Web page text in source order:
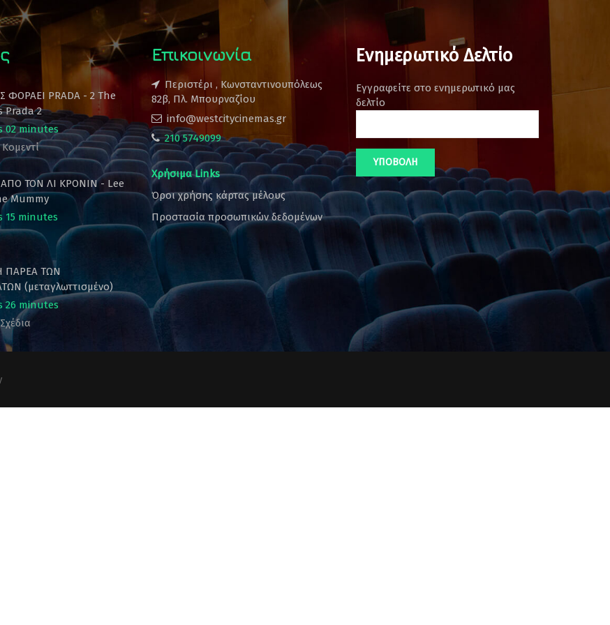
ΦΟΡΑΕΙ PRADA - 2 The
Prada 2
02 minutes
ΤΟΝ ΛΙ ΚΡΟΝΙΝ - Lee
Mummy
15 minutes
ΠΑΡΕΑ ΤΩΝ
(μεταγλωττισμένο)
26 minutes
Επικοινωνία
Περιστέρι , Κωνσταντινουπόλεως
82β, Πλ. Μπουρναζίου
info@westcitycinemas.gr
210 5749099
Χρήσιμα Links
Όροι χρήσης κάρτας μέλους
Προστασία προσωπικών δεδομένων
Ενημερωτικό Δελτίο
Εγγραφείτε στο ενημερωτικό μας
δελτίο